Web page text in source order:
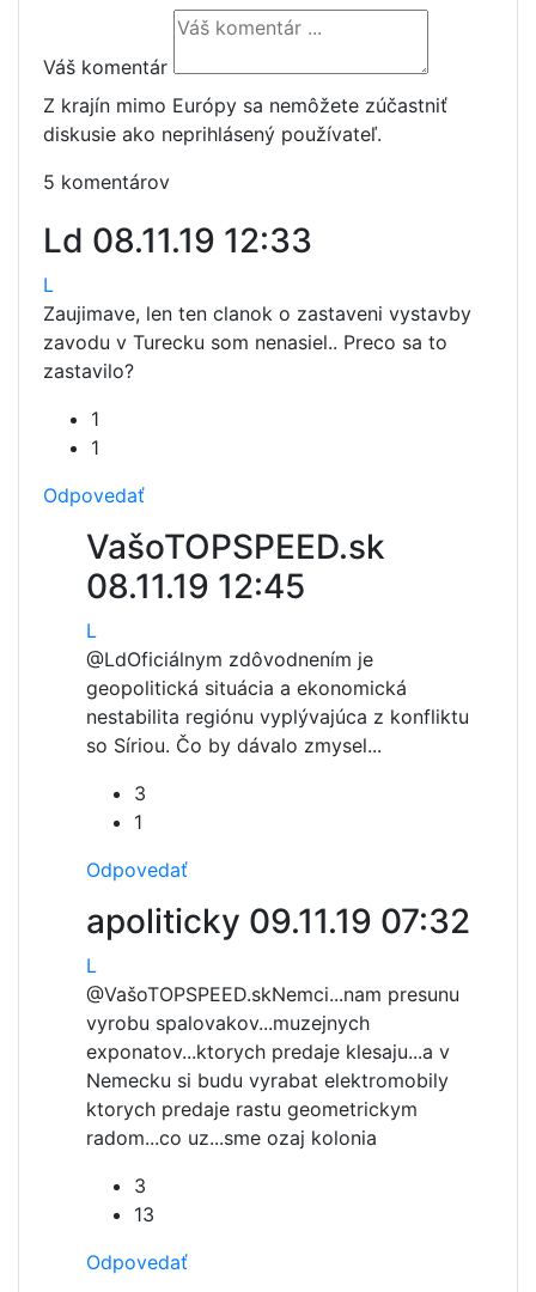
Váš komentár
Z krajín mimo Európy sa nemôžete zúčastniť
diskusie ako neprihlásený používateľ.
5 komentárov
Ld 08.11.19 12:33
L
Zaujimave, len ten clanok o zastaveni vystavby
zavodu v Turecku som nenasiel.. Preco sa to
zastavilo?
1
1
Odpovedať
VašoTOPSPEED.sk
08.11.19 12:45
L
@LdOficiálnym zdôvodnením je
geopolitická situácia a ekonomická
nestabilita regiónu vyplývajúca z konfliktu
so Síriou. Čo by dávalo zmysel...
3
1
Odpovedať
apoliticky 09.11.19 07:32
L
@VašoTOPSPEED.skNemci...nam presunu
vyrobu spalovakov...muzejnych
exponatov...ktorych predaje klesaju...a v
Nemecku si budu vyrabat elektromobily
ktorych predaje rastu geometrickym
radom...co uz...sme ozaj kolonia
3
13
Odpovedať